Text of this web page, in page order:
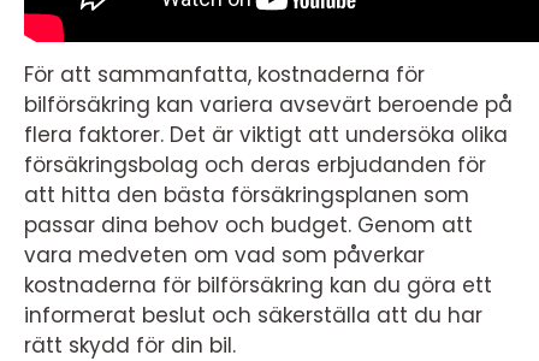
För att sammanfatta, kostnaderna för
bilförsäkring kan variera avsevärt beroende på
flera faktorer. Det är viktigt att undersöka olika
försäkringsbolag och deras erbjudanden för
att hitta den bästa försäkringsplanen som
passar dina behov och budget. Genom att
vara medveten om vad som påverkar
kostnaderna för bilförsäkring kan du göra ett
informerat beslut och säkerställa att du har
rätt skydd för din bil.